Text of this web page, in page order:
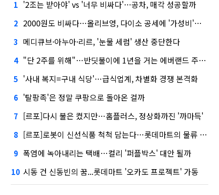
1 '2조는 받아야' vs '너무 비싸다'…공차, 매각 성공할까
2 2000원도 비싸다…올리브영, 다이소 공세에 '가성비'로 맞불
3 메디큐브·아누아·리르, '눈물 세럼' 생산 중단한다
4 "단 2주를 위해"…반딧불이에 1년을 거는 에버랜드 주키퍼
5 '사내 복지=구내 식당'…급식업계, 차별화 경쟁 본격화
6 '탈팡족'은 정말 쿠팡으로 돌아온 걸까
7 [르포]다시 불은 켰지만…홈플러스, 정상화까진 '까마득'
8 [르포]로봇이 신선식품 척척 담는다…롯데마트의 물류 혁신
9 폭염에 녹아내리는 택배…컬리 '퍼플박스' 대안 될까
10 시동 건 신동빈의 꿈...롯데마트 '오카도 프로젝트' 가동